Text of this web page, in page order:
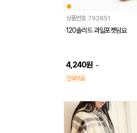
상품번호 792851
120솔리드 과일포켓담요
4,240원 ~
인쇄무료